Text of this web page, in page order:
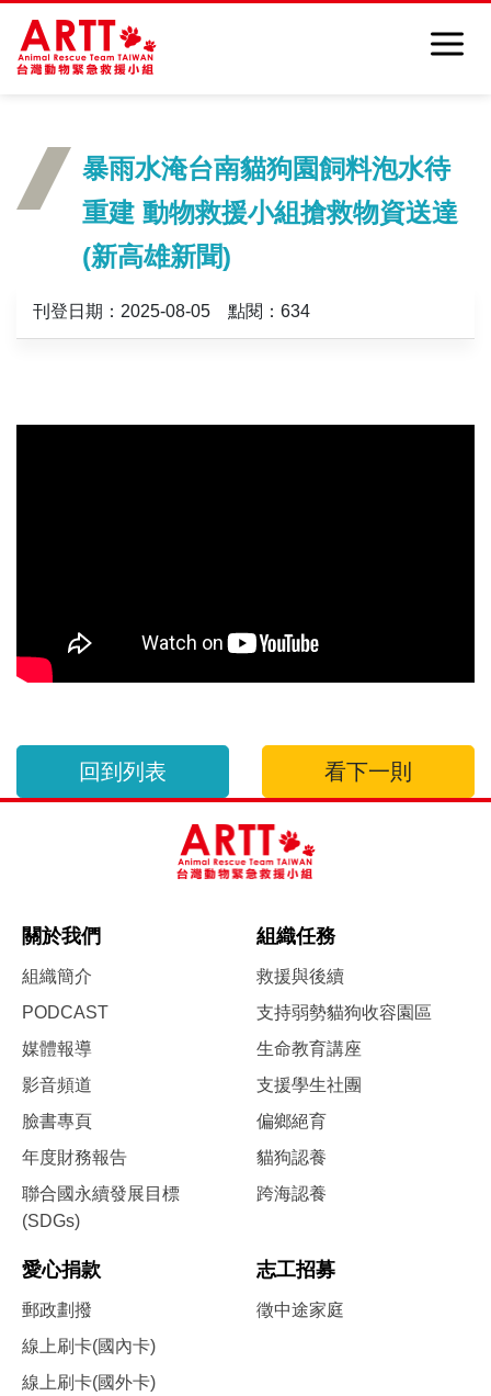
暴雨水淹台南貓狗園飼料泡水待
重建 動物救援小組搶救物資送達
(新高雄新聞)
刊登日期：2025-08-05 點閱：634
回到列表 看下一則
關於我們
組織簡介
PODCAST
媒體報導
影音頻道
臉書專頁
年度財務報告
聯合國永續發展目標
(SDGs)
組織任務
救援與後續
支持弱勢貓狗收容園區
生命教育講座
支援學生社團
偏鄉絕育
貓狗認養
跨海認養
愛心捐款
郵政劃撥
線上刷卡(國內卡)
線上刷卡(國外卡)
志工招募
徵中途家庭